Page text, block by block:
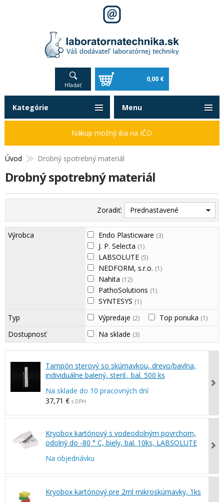
Hľadať
0,00 €
Úvod Drobný spotrebný materiál
Drobný spotrebný materiál
Zoradiť: Prednastavené
Výrobca Endo Plasticware (3)
J. P. Selecta (1)
LABSOLUTE (5)
NEDFORM, s.r.o. (1)
Nahita (12)
PathoSolutions (1)
SYNTESYS (1)
Typ Výpredaje (2) Top ponuka (1)
Dostupnosť Na sklade (3)
Tampón sterový so skúmavkou, drevo/bavlna,
individuálne balený, steril., bal. 500 ks
Na sklade do 10 pracovných dní
37,71 € s DPH
Kryobox kartónový s vodeodolným povrchom,
odolný do -80 ° C, biely, bal. 10ks, LABSOLUTE
Na objednávku
Kryobox kartónový pre 2ml mikroskúmavky, 1ks
Kategórie
Nákup možný iba na IČO
Menu